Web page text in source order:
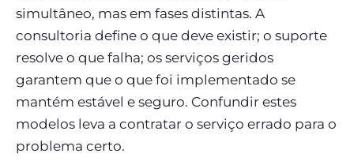
simultâneo, mas em fases distintas. A
consultoria define o que deve existir; o suporte
resolve o que falha; os serviços geridos
garantem que o que foi implementado se
mantém estável e seguro. Confundir estes
modelos leva a contratar o serviço errado para o
problema certo.